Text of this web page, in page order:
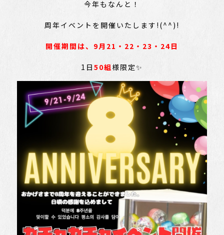
今年もなんと！
周年イベントを開催いたします!(^^)!
開催期間は、9月21・22・23・24日
1日 50組様限定✨